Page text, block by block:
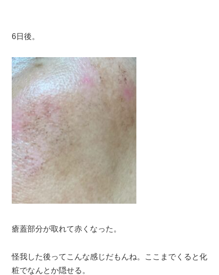
6日後。
瘡蓋部分が取れて赤くなった。
怪我した後ってこんな感じだもんね。ここまでくると化
粧でなんとか隠せる。